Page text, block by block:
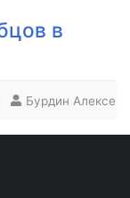
в
Бурдин Алексей